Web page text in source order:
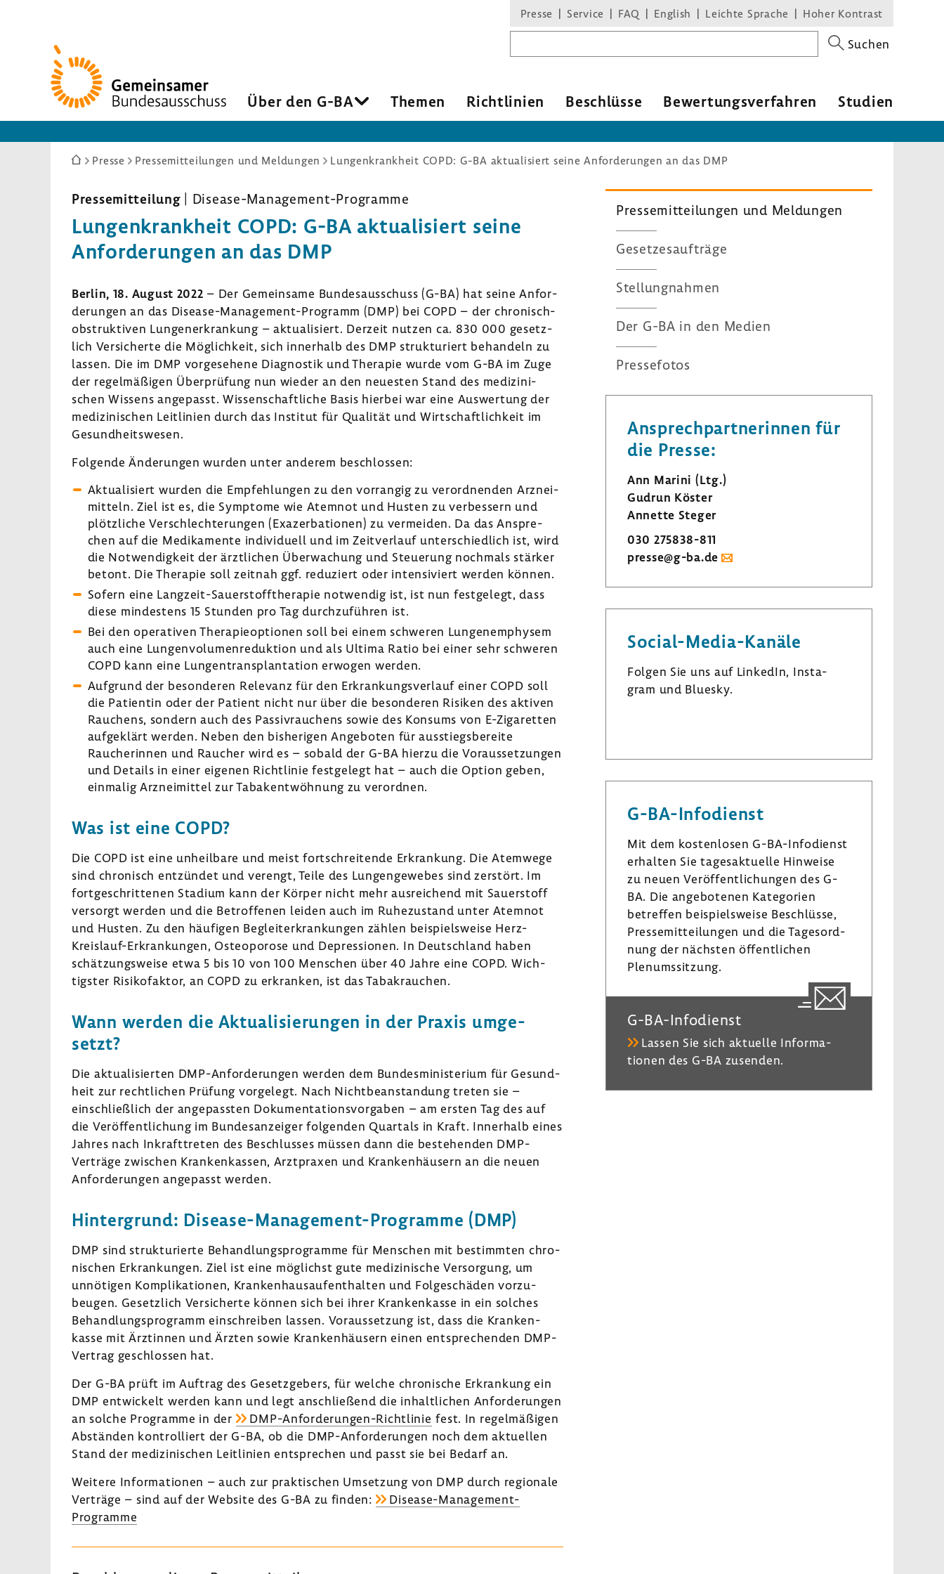
Zur
Startseite
Presse Service FAQ English Leichte Sprache Hoher Kontrast
Suchen
Über den G-BA Themen Richt­li­nien Beschlüsse Bewer­tungs­ver­fahren Studien
Sie
hier:
Presse Pressemitteilungen und Meldungen Lungenkrankheit COPD: G-BA aktualisiert seine Anforderungen an das DMP
Pres­se­mit­tei­lung | Disease-​Management-Programme
Lungen­krank­heit COPD: G-BA aktua­li­siert seine
Anfor­de­rungen an das DMP
Berlin, 18. August 2022 – Der Gemein­same Bundes­aus­schuss (G-BA) hat seine Anfor­
de­rungen an das Disease-​Management-Programm (DMP) bei COPD – der chronisch-​
obstruktiven Lungen­er­kran­kung – aktua­li­siert. Derzeit nutzen ca. 830 000 gesetz­
lich Versi­cherte die Möglich­keit, sich inner­halb des DMP struk­tu­riert behan­deln zu
lassen. Die im DMP vorge­se­hene Diagnostik und Therapie wurde vom G-BA im Zuge
der regel­mä­ßigen Über­prü­fung nun wieder an den neuesten Stand des medi­zi­ni­
schen Wissens ange­passt. Wissen­schaft­liche Basis hierbei war eine Auswer­tung der
medi­zi­ni­schen Leit­li­nien durch das Institut für Qualität und Wirt­schaft­lich­keit im
Gesund­heits­wesen.
Folgende Ände­rungen wurden unter anderem beschlossen:
Aktua­li­siert wurden die Empfeh­lungen zu den vorrangig zu verord­nenden Arznei­
mit­teln. Ziel ist es, die Symptome wie Atemnot und Husten zu verbes­sern und
plötz­liche Verschlech­te­rungen (Exazer­ba­tionen) zu vermeiden. Da das Anspre­
chen auf die Medi­ka­mente indi­vi­duell und im Zeit­ver­lauf unter­schied­lich ist, wird
die Notwen­dig­keit der ärzt­li­chen Über­wa­chung und Steue­rung noch­mals stärker
betont. Die Therapie soll zeitnah ggf. redu­ziert oder inten­si­viert werden können.
Sofern eine Langzeit-​Sauerstofftherapie notwendig ist, ist nun fest­ge­legt, dass
diese mindes­tens 15 Stunden pro Tag durch­zu­führen ist.
Bei den opera­tiven Thera­pie­op­tionen soll bei einem schweren Lungen­em­physem
auch eine Lungen­vo­lu­men­re­duk­tion und als Ultima Ratio bei einer sehr schweren
COPD kann eine Lungen­trans­plan­ta­tion erwogen werden.
Aufgrund der beson­deren Rele­vanz für den Erkran­kungs­ver­lauf einer COPD soll
die Pati­entin oder der Patient nicht nur über die beson­deren Risiken des aktiven
Rauchens, sondern auch des Passiv­rau­chens sowie des Konsums von E-​Zigaretten
aufge­klärt werden. Neben den bishe­rigen Ange­boten für ausstiegs­be­reite
Rauche­rinnen und Raucher wird es – sobald der G-BA hierzu die Voraus­set­zungen
und Details in einer eigenen Richt­linie fest­ge­legt hat – auch die Option geben,
einmalig Arznei­mittel zur Taba­k­ent­wöh­nung zu verordnen.
Was ist eine COPD?
Die COPD ist eine unheil­bare und meist fort­schrei­tende Erkran­kung. Die Atem­wege
sind chro­nisch entzündet und verengt, Teile des Lungen­ge­webes sind zerstört. Im
fort­ge­schrit­tenen Stadium kann der Körper nicht mehr ausrei­chend mit Sauer­stoff
versorgt werden und die Betrof­fenen leiden auch im Ruhe­zu­stand unter Atemnot
und Husten. Zu den häufigen Begleit­er­kran­kungen zählen beispiels­weise Herz-​
Kreislauf-Erkrankungen, Osteo­po­rose und Depres­sionen. In Deutsch­land haben
schät­zungs­weise etwa 5 bis 10 von 100 Menschen über 40 Jahre eine COPD. Wich­
tigster Risi­ko­faktor, an COPD zu erkranken, ist das Tabak­rau­chen.
Wann werden die Aktua­li­sie­rungen in der Praxis umge­
setzt?
Die aktua­li­sierten DMP-​Anforderungen werden dem Bundes­mi­nis­te­rium für Gesund­
heit zur recht­li­chen Prüfung vorge­legt. Nach Nicht­be­an­stan­dung treten sie –
einschließ­lich der ange­passten Doku­men­ta­ti­ons­vor­gaben – am ersten Tag des auf
die Veröf­fent­li­chung im Bundes­an­zeiger folgenden Quar­tals in Kraft. Inner­halb eines
Jahres nach Inkraft­treten des Beschlusses müssen dann die bestehenden DMP-​
Verträge zwischen Kran­ken­kassen, Arzt­praxen und Kran­ken­häu­sern an die neuen
Anfor­de­rungen ange­passt werden.
Hinter­grund: Disease-​Management-Programme (DMP)
DMP sind struk­tu­rierte Behand­lungs­pro­gramme für Menschen mit bestimmten chro­
ni­schen Erkran­kungen. Ziel ist eine möglichst gute medi­zi­ni­sche Versor­gung, um
unnö­tigen Kompli­ka­tionen, Kran­ken­haus­auf­ent­halten und Folge­schäden vorzu­
beugen. Gesetz­lich Versi­cherte können sich bei ihrer Kran­ken­kasse in ein solches
Behand­lungs­pro­gramm einschreiben lassen. Voraus­set­zung ist, dass die Kran­ken­
kasse mit Ärztinnen und Ärzten sowie Kran­ken­häu­sern einen entspre­chenden DMP-​
Vertrag geschlossen hat.
Der G-BA prüft im Auftrag des Gesetz­ge­bers, für welche chro­ni­sche Erkran­kung ein
DMP entwi­ckelt werden kann und legt anschlie­ßend die inhalt­li­chen Anfor­de­rungen
an solche Programme in der
DMP-​Anforderungen-Richtlinie fest. In regel­mä­ßigen
Abständen kontrol­liert der G-BA, ob die DMP-​Anforderungen noch dem aktu­ellen
Stand der medi­zi­ni­schen Leit­li­nien entspre­chen und passt sie bei Bedarf an.
Weitere Infor­ma­tionen – auch zur prak­ti­schen Umset­zung von DMP durch regio­nale
Verträge – sind auf der Website des G-BA zu finden:
Disease-​Management-
Programme
Pres­se­mit­tei­lungen und Meldungen
Geset­zes­auf­träge
Stel­lung­nahmen
Der G-BA in den Medien
Pres­se­fotos
Ansprech­part­ne­rinnen für
die Presse:
Ann Marini (Ltg.)
Gudrun Köster
Annette Steger
030 275838-​811
presse@g-ba.de
Social-​Media-Kanäle
Folgen Sie uns auf LinkedIn, Insta­
gram und Bluesky.
n
k
d
n
s
t
­
r
a
m
u
e
k
G-​BA-Infodienst
Mit dem kosten­losen G-​BA-Infodienst
erhalten Sie tages­ak­tu­elle Hinweise
zu neuen Veröf­fent­li­chungen des G-
BA. Die ange­bo­tenen Kate­go­rien
betreffen beispiels­weise Beschlüsse,
Pres­se­mit­tei­lungen und die Tages­ord­
nung der nächsten öffent­li­chen
Plenumssit­zung.
G-​BA-Infodienst
Lassen Sie sich aktu­elle Infor­ma­
tionen des G-BA zusenden.